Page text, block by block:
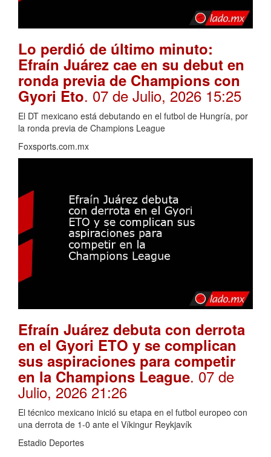
Lo perdió de último minuto:
Efraín Juárez cae en su debut en
ronda previa de Champions con
Gyori Eto. 07 de Julio, 2026 15:25
El DT mexicano está debutando en el futbol de Hungría, por
la ronda previa de Champions League
Foxsports.com.mx
Efraín Juárez debuta con derrota
en el Gyori ETO y se complican
sus aspiraciones para competir
en la Champions League. 07 de
Julio, 2026 21:26
El técnico mexicano inició su etapa en el futbol europeo con
una derrota de 1-0 ante el Víkingur Reykjavík
Estadio Deportes